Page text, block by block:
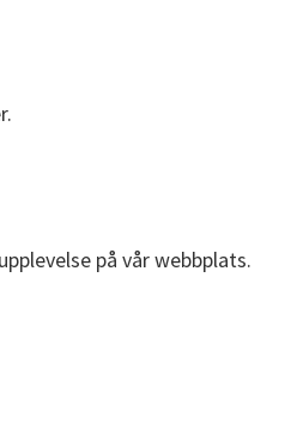
på vår webbplats.